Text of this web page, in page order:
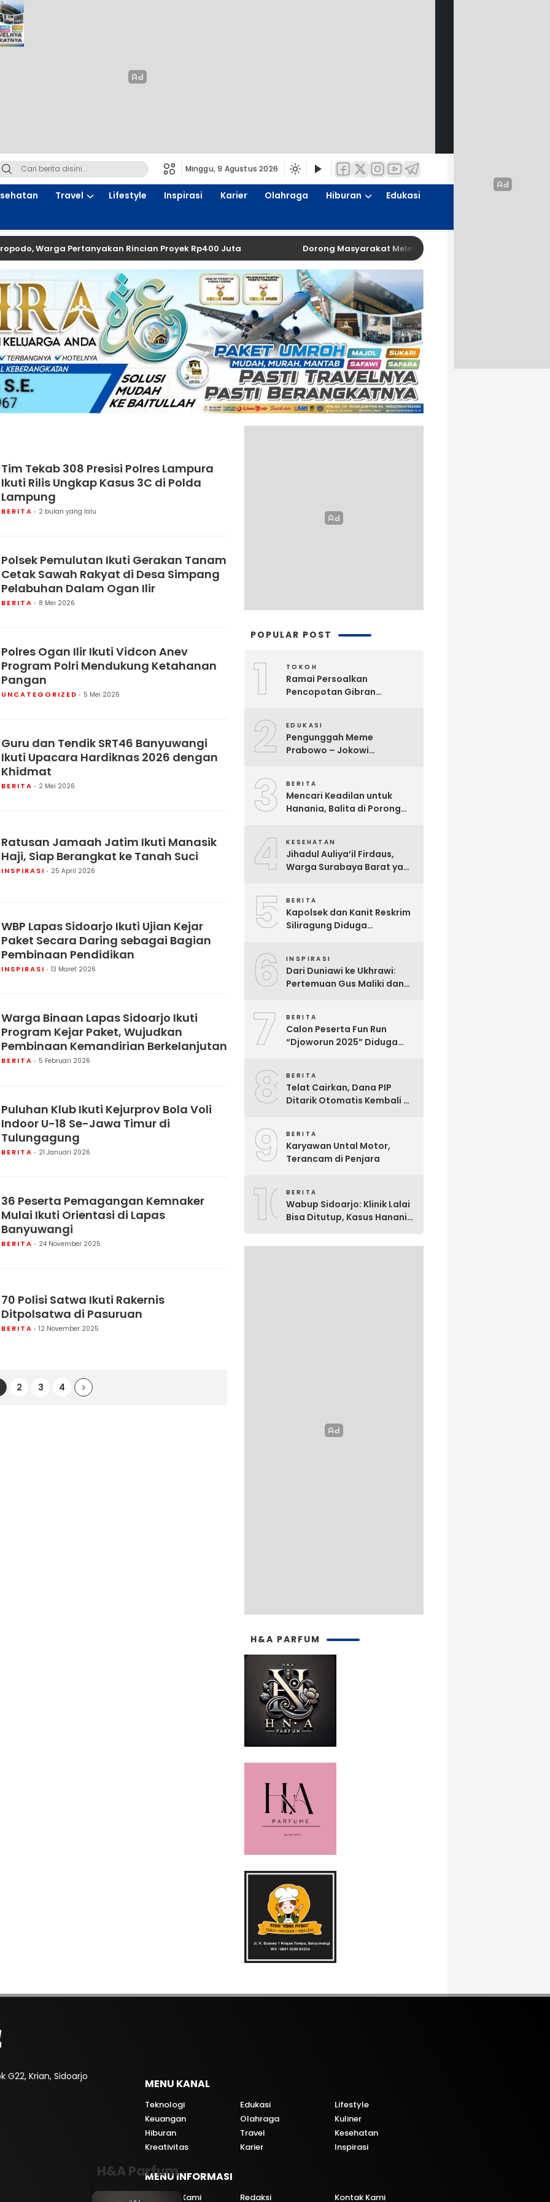
Minggu, 9 Agustus 2026
Travel Lifestyle Inspirasi Karier Olahraga Hiburan Edukasi
Pertanyakan Rincian Proyek Rp400 Juta Dorong Masyarakat Melek Hukum, BPC PERADIN SIDOARJO
Tim Tekab 308 Presisi Polres Lampura
Ikuti Rilis Ungkap Kasus 3C di Polda
Lampung
BERITA 2 bulan yang lalu
Polsek Pemulutan Ikuti Gerakan Tanam
Cetak Sawah Rakyat di Desa Simpang
Pelabuhan Dalam Ogan Ilir
BERITA 8 Mei 2026
Polres Ogan Ilir Ikuti Vidcon Anev
Program Polri Mendukung Ketahanan
Pangan
UNCATEGORIZED 5 Mei 2026
Guru dan Tendik SRT46 Banyuwangi
Ikuti Upacara Hardiknas 2026 dengan
Khidmat
BERITA 2 Mei 2026
Ratusan Jamaah Jatim Ikuti Manasik
Haji, Siap Berangkat ke Tanah Suci
INSPIRASI 25 April 2026
WBP Lapas Sidoarjo Ikuti Ujian Kejar
Paket Secara Daring sebagai Bagian
Pembinaan Pendidikan
INSPIRASI 13 Maret 2026
Warga Binaan Lapas Sidoarjo Ikuti
Program Kejar Paket, Wujudkan
Pembinaan Kemandirian Berkelanjutan
BERITA 5 Februari 2026
Puluhan Klub Ikuti Kejurprov Bola Voli
Indoor U-18 Se-Jawa Timur di
Tulungagung
BERITA 21 Januari 2026
36 Peserta Pemagangan Kemnaker
Mulai Ikuti Orientasi di Lapas
Banyuwangi
BERITA 24 November 2025
70 Polisi Satwa Ikuti Rakernis
Ditpolsatwa di Pasuruan
BERITA 12 November 2025
2 3 4
POPULAR POST
1 TOKOH
Ramai Persoalkan
Pencopotan Gibran
Angkat Bicara
2 EDUKASI
Pengunggah Meme
Prabowo – Jokowi
3 BERITA
Mencari Keadilan untuk
Hanania, Balita di Porong
4 KESEHATAN
Jihadul Auliya’il Firdaus,
Warga Surabaya Barat yang
5 BERITA
Kapolsek dan Kanit Reskrim
Siliragung Diduga
6 INSPIRASI
Dari Duniawi ke Ukhrawi:
Pertemuan Gus Maliki dan
7 BERITA
Calon Peserta Fun Run
“Djoworun 2025” Diduga
8 BERITA
Telat Cairkan, Dana PIP
Ditarik Otomatis Kembali Ke
9 BERITA
Karyawan Untal Motor,
Terancam di Penjara
10BERITA
Wabup Sidoarjo: Klinik Lalai
Bisa Ditutup, Kasus Hanania
H&A PARFUM
G22, Krian, Sidoarjo
MENU KANAL
Teknologi Edukasi
Lifestyle
Keuangan
Olahraga
Kuliner
Hiburan
Travel
Kesehatan
Kreativitas
Karier Inspirasi
MENU INFORMASI
Tentang Kami Redaksi Kontak Kami
H&A Parfum